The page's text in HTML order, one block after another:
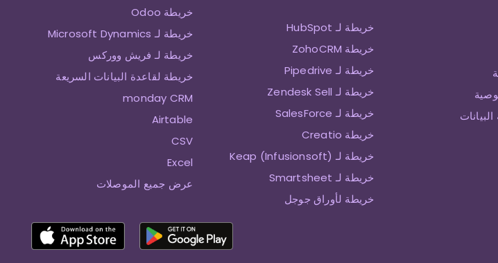
خريطة لـ HubSpot
خريطة ZohoCRM
خريطة لـ Pipedrive
خريطة لـ Zendesk Sell
خريطة لـ SalesForce
خريطة Creatio
خريطة لـ Keap (Infusionsoft)
خريطة لـ Smartsheet
خريطة لأوراق جوجل
خريطة Odoo
خريطة لـ Microsoft Dynamics
خريطة لـ فريش ووركس
خريطة لقاعدة البيانات السريعة
monday CRM
Airtable
CSV
Excel
عرض جميع الموصلات